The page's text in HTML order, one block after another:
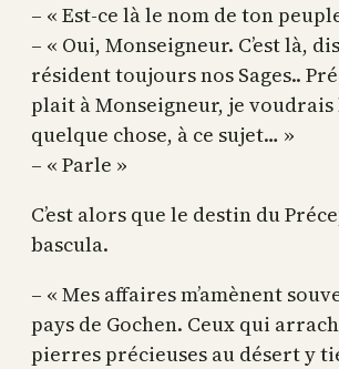
– « Est-ce là le nom de ton
– « Oui, Monseigneur. C’est là,
résident toujours nos Sages..
plait à Monseigneur, je
quelque chose, à ce sujet… »
– « Parle »
C’est alors que le destin du
bascula.
– « Mes affaires m’amènent
pays de Gochen. Ceux qui
pierres précieuses au désert y